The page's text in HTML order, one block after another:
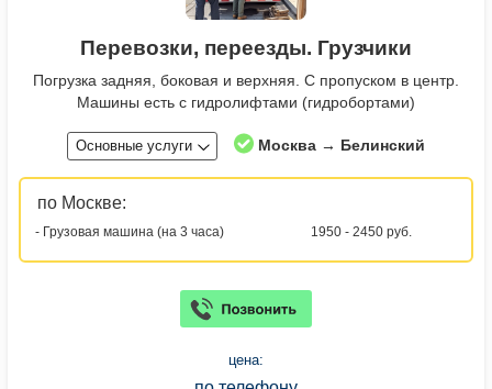
Перевозки, переезды. Грузчики
Погрузка задняя, боковая и верхняя. С пропуском в центр.
Машины есть с гидролифтами (гидробортами)
Основные услуги Москва → Белинский
по Москве:
- Грузовая машина (на 3 часа) 1950 - 2450 руб.
цена: